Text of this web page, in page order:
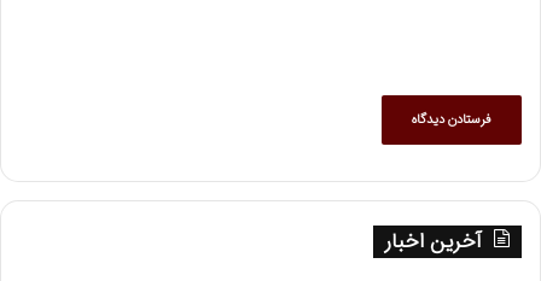
آخرین اخبار